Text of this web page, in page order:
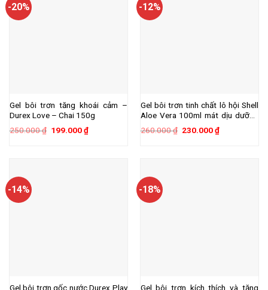
-20%
Gel bôi trơn tăng khoái cảm –
Durex Love – Chai 150g
250.000₫ Giá
199.000₫Giá
hiện
-12%
Gel bôi trơn tinh chất lô hội Shell
Aloe Vera 100ml mát dịu dưỡng
ẩm
260.000₫ Giá
230.000₫Giá
hiện
-14%
Gel bôi trơn gốc nước Durex Play
-18%
Gel bôi trơn kích thích và tăng